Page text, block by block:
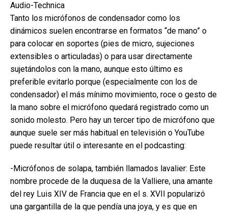
Audio-Technica
Tanto los micrófonos de condensador como los
dinámicos suelen encontrarse en formatos “de mano” o
para colocar en soportes (pies de micro, sujeciones
extensibles o articuladas) o para usar directamente
sujetándolos con la mano, aunque esto último es
preferible evitarlo porque (especialmente con los de
condensador) el más mínimo movimiento, roce o gesto de
la mano sobre el micrófono quedará registrado como un
sonido molesto. Pero hay un tercer tipo de micrófono que
aunque suele ser más habitual en televisión o YouTube
puede resultar útil o interesante en el podcasting:
-Micrófonos de solapa, también llamados lavalier: Este
nombre procede de la duquesa de la Valliere, una amante
del rey Luis XIV de Francia que en el s. XVII popularizó
una gargantilla de la que pendía una joya, y es que en